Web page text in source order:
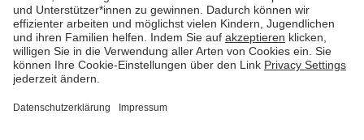
Hauswirtschaftskraft (m/w/d)
in unbefristeter Anstellung, Teilzeit (20 Std./Wo.), SOS-